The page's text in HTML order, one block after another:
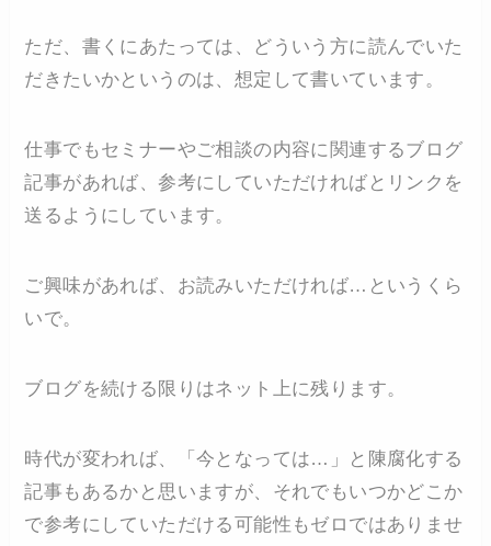
ただ、書くにあたっては、どういう方に読んでいた
だきたいかというのは、想定して書いています。
仕事でもセミナーやご相談の内容に関連するブログ
記事があれば、参考にしていただければとリンクを
送るようにしています。
ご興味があれば、お読みいただければ…というくら
いで。
ブログを続ける限りはネット上に残ります。
時代が変われば、「今となっては…」と陳腐化する
記事もあるかと思いますが、それでもいつかどこか
で参考にしていただける可能性もゼロではありませ